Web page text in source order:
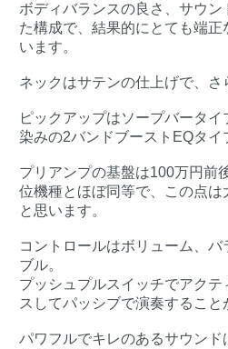
ボディバランスの良さ、サウ
た構成で、結果的にとても端
います。
ネックはサテンの仕上げで、さ
ピックアップはソープバータイ
染みの2バンドブーストEQタイ
プリアンプの基盤は100万円前
位機種とほぼ同等で、この点
と思います。
コントロールはボリューム、
ブル。
プッシュプルスイッチでアク
スしてパッシブで演奏すること
パワフルでキレのあるサウンド